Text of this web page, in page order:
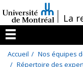
au
contenu
/La
Menu
Accueil
Nos équipes
Répertoire des